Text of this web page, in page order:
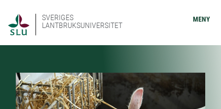
SVERIGES
LANTBRUKSUNIVERSITET
MENY